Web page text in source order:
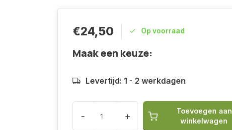
€24,50 Op voorraad
Maak een keuze:
Levertijd: 1 - 2 werkdagen
- +
Toevoegen aan
winkelwagen